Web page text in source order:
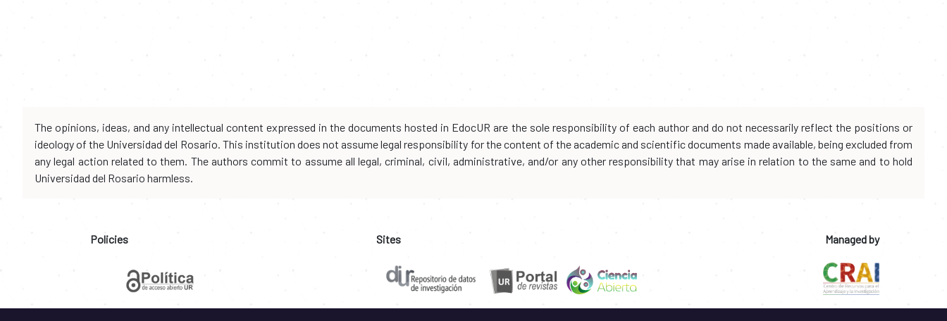
The opinions, ideas, and any intellectual content expressed in the documents hosted in EdocUR are the sole responsibility of each author and do not necessarily reflect the positions or
ideology of the Universidad del Rosario. This institution does not assume legal responsibility for the content of the academic and scientific documents made available, being excluded from
any legal action related to them. The authors commit to assume all legal, criminal, civil, administrative, and/or any other responsibility that may arise in relation to the same and to hold
Universidad del Rosario harmless.
Policies Sites Managed by